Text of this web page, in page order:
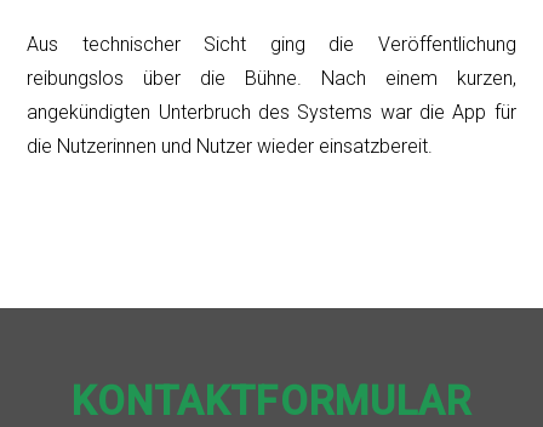
Aus technischerSicht ging die Veröffentlichung
reibungslos über die Bühne. Nach einem kurzen,
angekündigten Unterbruch des Systems war die App für
die Nutzerinnen und Nutzer wieder einsatzbereit.
KONTAKTFORMULAR